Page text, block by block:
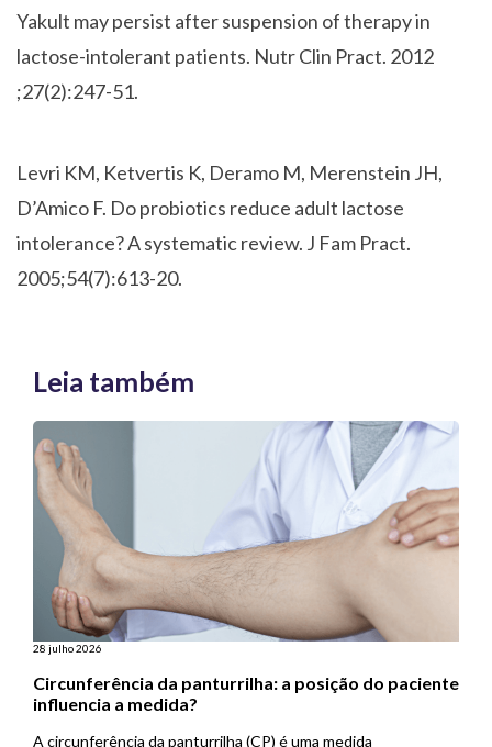
Yakult may persist after suspension of therapy in
lactose-intolerant patients. Nutr Clin Pract. 2012
;27(2):247-51.
Levri KM, Ketvertis K, Deramo M, Merenstein JH,
D’Amico F. Do probiotics reduce adult lactose
intolerance? A systematic review. J Fam Pract.
2005;54(7):613-20.
Leia também
28 julho 2026
Circunferência da panturrilha: a posição do paciente
influencia a medida?
A circunferência da panturrilha (CP) é uma medida